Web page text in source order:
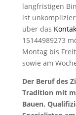
langfristigen
ist
über das
15144989273
Montag bis
sowie am
Der Beruf des
Tradition mit
Bauen.